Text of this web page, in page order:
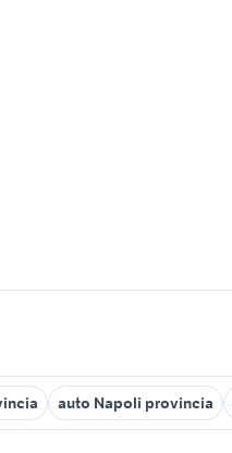
auto Napoli provincia